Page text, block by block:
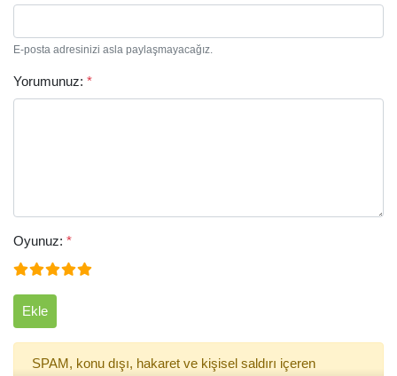
E-posta adresinizi asla paylaşmayacağız.
Yorumunuz: *
Oyunuz: *
Ekle
SPAM, konu dışı, hakaret ve kişisel saldırı içeren